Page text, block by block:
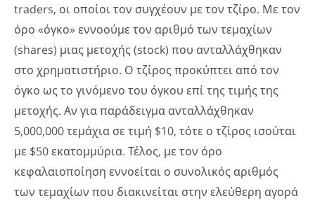
traders, οι οποίοι τον συγχέουν με τον τζίρο. Με τον
όρο «όγκο» εννοούμε τον αριθμό των τεμαχίων
(shares) μιας μετοχής (stock) που ανταλλάχθηκαν
στο χρηματιστήριο. Ο τζίρος προκύπτει από τον
όγκο ως το γινόμενο του όγκου επί της τιμής της
μετοχής. Αν για παράδειγμα ανταλλάχθηκαν
5,000,000 τεμάχια σε τιμή $10, τότε ο τζίρος ισούται
με $50 εκατομμύρια. Τέλος, με τον όρο
κεφαλαιοποίηση εννοείται ο συνολικός αριθμός
των τεμαχίων που διακινείται στην ελεύθερη αγορά